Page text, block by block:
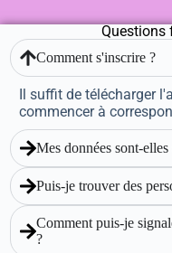
Questions
Comment s'inscrire ?
Il suffit de télécharger
commencer à
Mes données sont-
Puis-je trouver des
Comment puis-je
?